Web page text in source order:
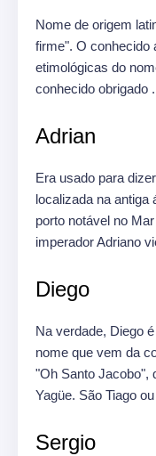
Nome de origem
firme". O conhecido
etimológicas do
conhecido obrigado
Adrian
Era usado para
localizada na antiga
porto notável no
imperador Adriano
Diego
Na verdade, Diego
nome que vem da
"Oh Santo Jacobo",
Yagüe. São Tiago
Sergio